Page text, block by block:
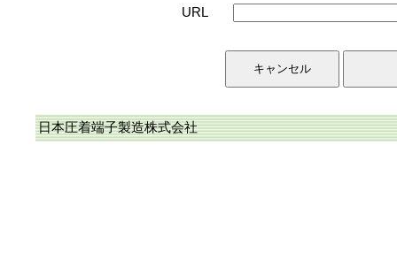
URL
日本圧着端子製造株式会社